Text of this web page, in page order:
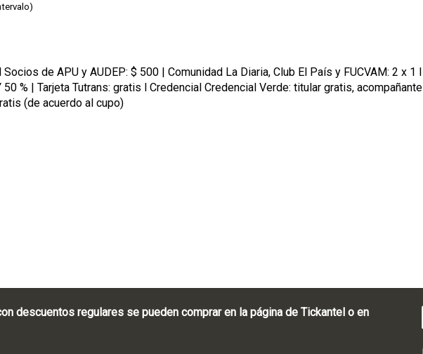
de APU y AUDEP: $ 500 | Comunidad La Diaria, Club El País y FUCVAM: 2 x 1 l
% | Tarjeta Tutrans: gratis l Credencial Credencial Verde: titular gratis, acompañante
(de acuerdo al cupo)
descuentos regulares se pueden comprar en la página de Tickantel o en